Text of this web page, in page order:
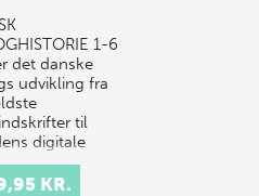
1-6
det danske
udvikling fra
til
digitale
I værkets seks
beretter s…
KR.